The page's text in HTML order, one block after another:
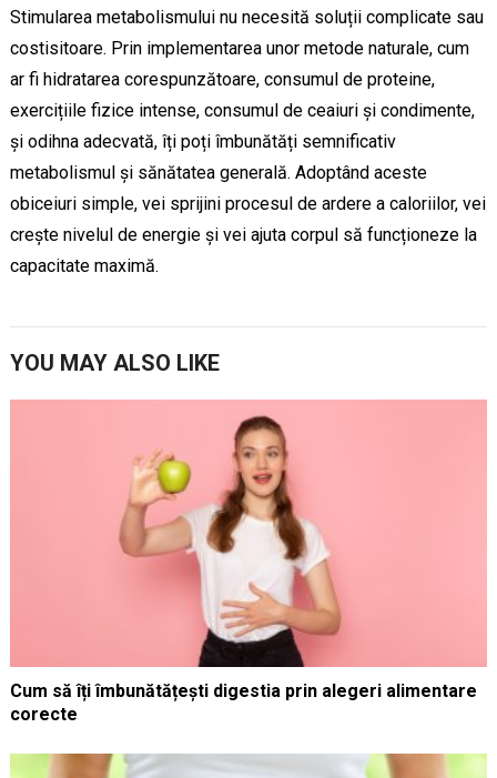
Stimularea metabolismului nu necesită soluții complicate sau
costisitoare. Prin implementarea unor metode naturale, cum
ar fi hidratarea corespunzătoare, consumul de proteine,
exercițiile fizice intense, consumul de ceaiuri și condimente,
și odihna adecvată, îți poți îmbunătăți semnificativ
metabolismul și sănătatea generală. Adoptând aceste
obiceiuri simple, vei sprijini procesul de ardere a caloriilor, vei
crește nivelul de energie și vei ajuta corpul să funcționeze la
capacitate maximă.
YOU MAY ALSO LIKE
Cum să îți îmbunătățești digestia prin alegeri alimentare
corecte